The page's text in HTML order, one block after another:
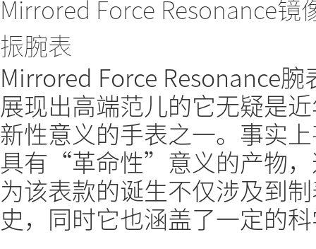
Mirrored Force Resonance
展现出高端范儿的它无疑是
新性意义的手表之一。事实
具有“革命性”意义的产物，
为该表款的诞生不仅涉及到
史，同时它也涵盖了一定的